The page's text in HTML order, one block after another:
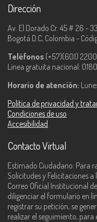
Dirección
Av. El Dorado Cr. 45 # 26 - 33
Bogotá D.C, Colombia -
Teléfonos (+57)(601)
Línea gratuita nacional:
Horario de atención:
Política de privacidad y
Condiciones de uso
Accesibilidad
Contacto Virtual
Estimado Ciudadano: Para
Solicitudes y Felicitaciones
Correo Oficial Institucional
diligenciar el formulario en
registrar su petición, se
realizar el seguimiento, para